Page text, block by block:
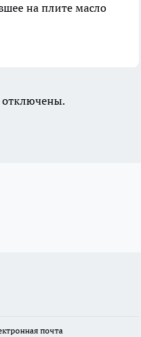
на плите масло
отключены.
почта